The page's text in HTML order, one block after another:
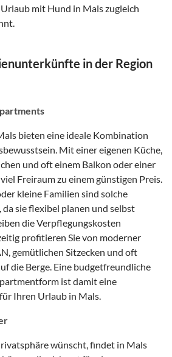
mit Hund in Mals zugleich
in der Region
bieten eine ideale Kombination
Mit einer eigenen Küche,
und oft einem Balkon oder einer
Freiraum zu einem günstigen Preis.
kleine Familien sind solche
sie flexibel planen und selbst
die Verpflegungskosten
profitieren Sie von moderner
gemütlichen Sitzecken und oft
die Berge. Eine budgetfreundliche
ist damit eine
Ihren Urlaub in Mals.
wünscht, findet in Mals